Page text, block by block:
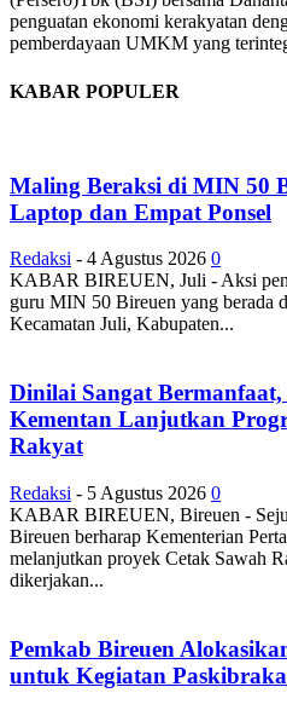
penguatan ekonomi kerakyatan
pemberdayaan UMKM yang
KABAR POPULER
Maling Beraksi di MIN 50
Laptop dan Empat Ponsel
Redaksi - 4 Agustus 2026 0
KABAR BIREUEN, Juli - Aksi
guru MIN 50 Bireuen yang berada
Kecamatan Juli, Kabupaten...
Dinilai Sangat
Kementan Lanjutkan
Rakyat
Redaksi - 5 Agustus 2026 0
KABAR BIREUEN, Bireuen -
Bireuen berharap Kementerian
melanjutkan proyek Cetak Sawah
dikerjakan...
Pemkab Bireuen
untuk Kegiatan Paskibraka